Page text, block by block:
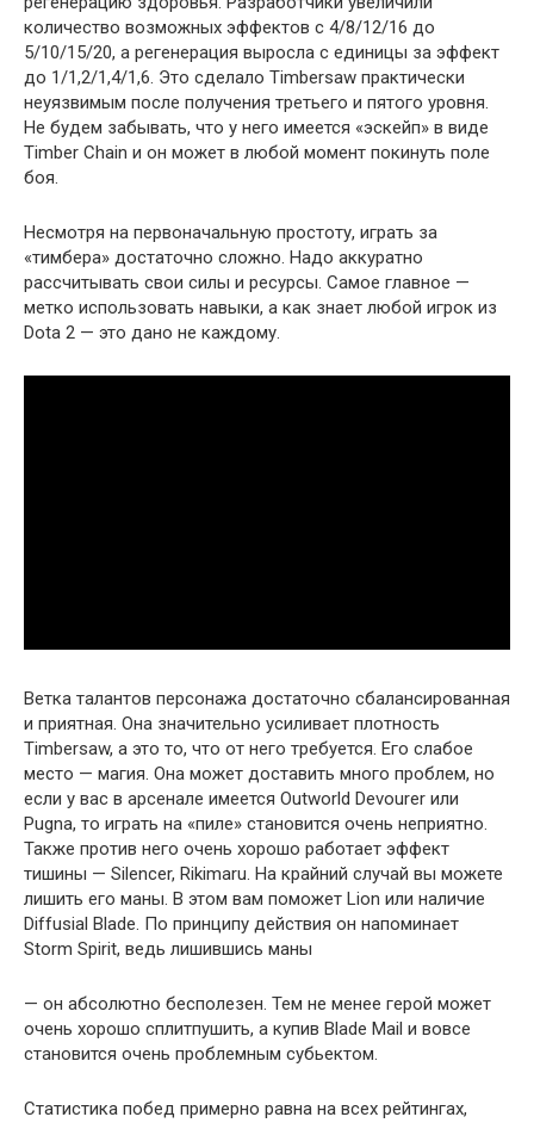
количество возможных эффектов с 4/8/12/16 до
5/10/15/20, а регенерация выросла с единицы за эффект
до 1/1,2/1,4/1,6. Это сделало Timbersaw практически
неуязвимым после получения третьего и пятого уровня.
Не будем забывать, что у него имеется «эскейп» в виде
Timber Chain и он может в любой момент покинуть поле
боя.
Несмотря на первоначальную простоту, играть за
«тимбера» достаточно сложно. Надо аккуратно
рассчитывать свои силы и ресурсы. Самое главное —
метко использовать навыки, а как знает любой игрок из
Dota 2 — это дано не каждому.
Ветка талантов персонажа достаточно сбалансированная
и приятная. Она значительно усиливает плотность
Timbersaw, а это то, что от него требуется. Его слабое
место — магия. Она может доставить много проблем, но
если у вас в арсенале имеется Outworld Devourer или
Pugna, то играть на «пиле» становится очень неприятно.
Также против него очень хорошо работает эффект
тишины — Silencer, Rikimaru. На крайний случай вы можете
лишить его маны. В этом вам поможет Lion или наличие
Diffusial Blade. По принципу действия он напоминает
Storm Spirit, ведь лишившись маны
— он абсолютно бесполезен. Тем не менее герой может
очень хорошо сплитпушить, а купив Blade Mail и вовсе
становится очень проблемным субьектом.
Статистика побед примерно равна на всех рейтингах,